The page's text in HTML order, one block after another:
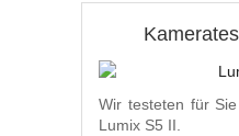
Wir testeten für
Lumix S5 II.